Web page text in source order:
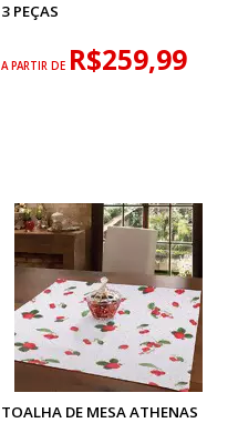
3 PEÇAS
A PARTIR DE R$259,99
TOALHA DE MESA ATHENAS